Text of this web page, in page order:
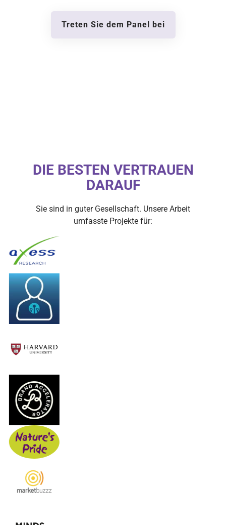
Treten Sie dem Panel bei
DIE BESTEN VERTRAUEN
DARAUF
Sie sind in guter Gesellschaft. Unsere Arbeit
umfasste Projekte für: